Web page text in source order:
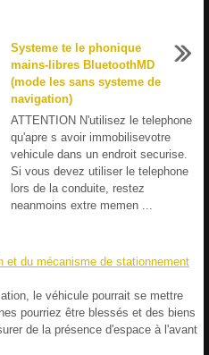
Systeme te le phonique
mains-libres BluetoothMD
(mode les sans systeme de
navigation)
ATTENTION N'utilisez le telephone
qu'apre s avoir immobilisevotre
vehicule dans un endroit securise.
Si vous devez utiliser le telephone
lors de la conduite, restez
neanmoins extre memen ...
et du mécanisme de stationnement
le véhicule pourrait se mettre
pourriez être blessés et des biens
de la présence d'espace à l'avant